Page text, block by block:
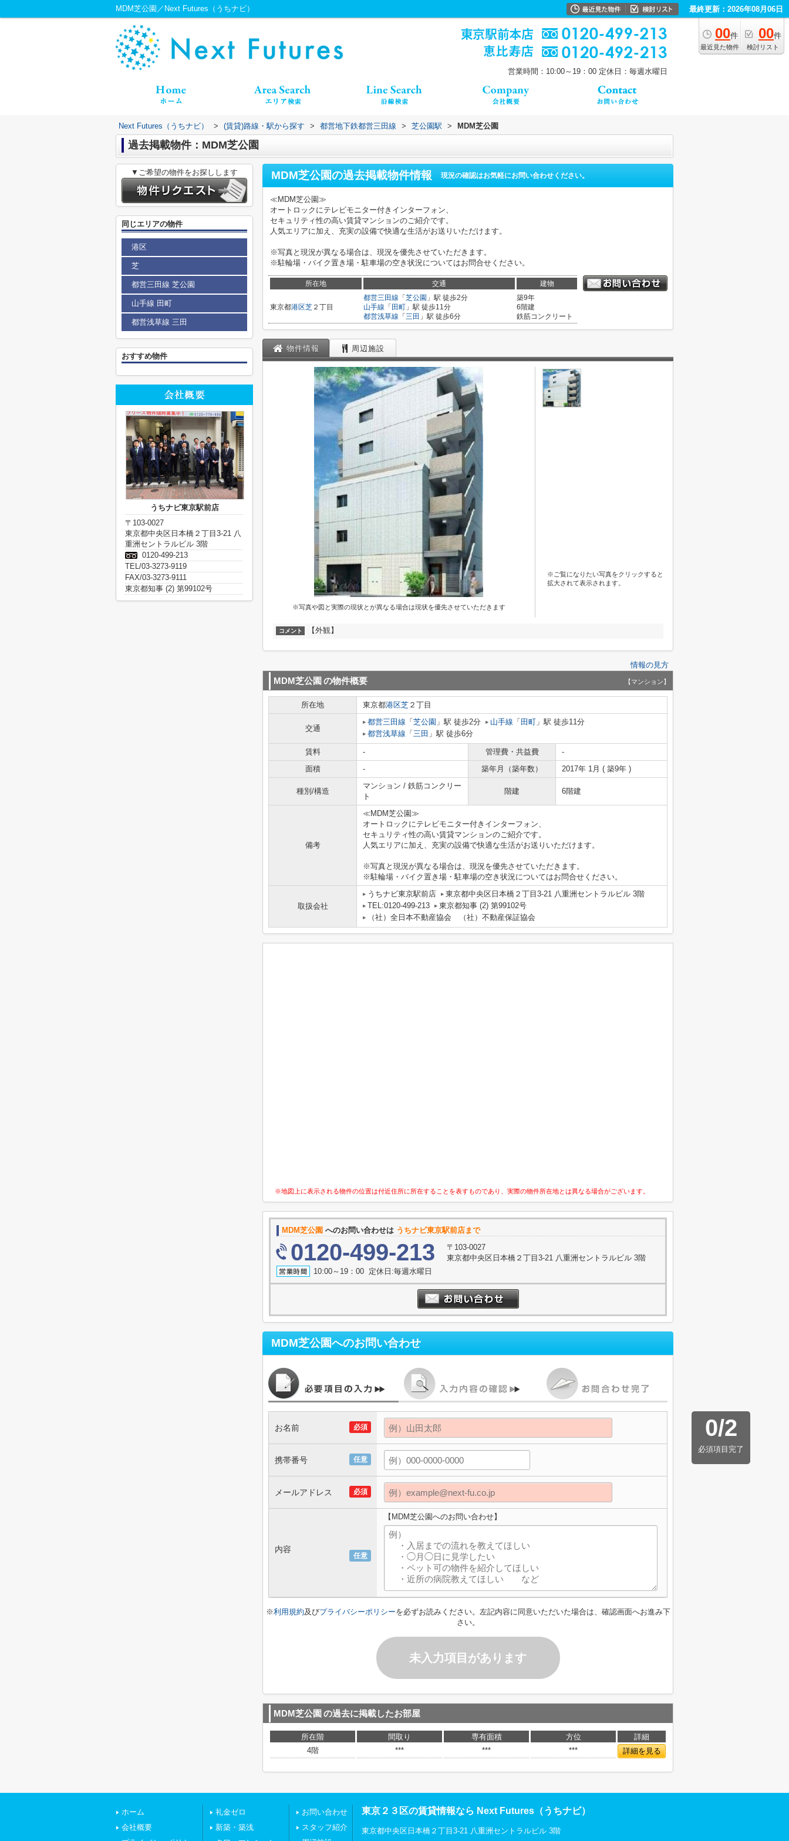
MDM芝公園／Next Futures（うちナビ） 最終更新：2026年08月06日
00件
最近見た物件
00件
検討リスト
営業時間：10:00～19：00 定休日：毎週水曜日
Next Futures（うちナビ） > (賃貸)路線・駅から探す > 都営地下鉄都営三田線 > 芝公園駅 > MDM芝公園
過去掲載物件：MDM芝公園
MDM芝公園の過去掲載物件情報 現況の確認はお気軽にお問い合わせください。
≪MDM芝公園≫
オートロックにテレビモニター付きインターフォン、
セキュリティ性の高い賃貸マンションのご紹介です。
人気エリアに加え、充実の設備で快適な生活がお送りいただけます。
※写真と現況が異なる場合は、現況を優先させていただきます。
※駐輪場・バイク置き場・駐車場の空き状況についてはお問合せください。
所在地 交通 建物
東京都港区芝 ２丁目
都営三田線 「 芝公園 」駅 徒歩2分
山手線 「 田町 」駅 徒歩11分
都営浅草線 「 三田 」駅 徒歩6分
築9年
6階建
鉄筋コンクリート
物件情報 周辺施設
※写真や図と実際の現状とが異なる場合は現状を優先させていただきます
※ご覧になりたい写真をクリックすると
拡大されて表示されます。
コメント 【外観】
情報の見方
MDM芝公園 の物件概要 【マンション】
所在地 東京都港区芝 ２丁目
交通
都営三田線 「 芝公園 」駅 徒歩2分 山手線 「 田町 」駅 徒歩11分
都営浅草線 「 三田 」駅 徒歩6分
賃料 - 管理費・共益費
-
面積
- 築年月（築年数） 2017年 1月 ( 築9年 )
種別/構造
マンション / 鉄筋コンクリー
ト
階建 6階建
備考
≪MDM芝公園≫
オートロックにテレビモニター付きインターフォン、
セキュリティ性の高い賃貸マンションのご紹介です。
人気エリアに加え、充実の設備で快適な生活がお送りいただけます。
※写真と現況が異なる場合は、現況を優先させていただきます。
※駐輪場・バイク置き場・駐車場の空き状況についてはお問合せください。
取扱会社
うちナビ東京駅前店
東京都中央区日本橋２丁目3-21 八重洲セントラルビル 3階
TEL:0120-499-213
東京都知事 (2) 第99102号
（社）全日本不動産協会 （社）不動産保証協会
※地図上に表示される物件の位置は付近住所に所在することを表すものであり、実際の物件所在地とは異なる場合がございます。
MDM芝公園 へのお問い合わせは うちナビ東京駅前店まで
0120-499-213
〒103-0027
東京都中央区日本橋２丁目3-21 八重洲セントラルビル 3階
10:00～19：00 定休日:毎週水曜日
MDM芝公園へのお問い合わせ
0/2
必須項目完了
必須
お名前
任意
携帯番号
必須
メールアドレス
任意
内容
【MDM芝公園へのお問い合わせ】
※利用規約及びプライバシーポリシーを必ずお読みください。左記内容に同意いただいた場合は、確認画面へお進み下
さい。
未入力項目があります
MDM芝公園 の過去に掲載したお部屋
所在階 間取り 専有面積 方位
詳細
4階
*** *** *** 詳細を見る
▼ご希望の物件をお探しします
同じエリアの物件
港区
芝
都営三田線 芝公園
山手線 田町
都営浅草線 三田
おすすめ物件
うちナビ東京駅前店
〒103-0027
東京都中央区日本橋２丁目3-21 八
重洲セントラルビル 3階
0120-499-213
TEL/03-3273-9119
FAX/03-3273-9111
東京都知事 (2) 第99102号
ホーム
会社概要
礼金ゼロ
新築・築浅
お問い合わせ
スタッフ紹介
東京２３区の賃貸情報なら Next Futures（うちナビ）
東京都中央区日本橋２丁目3-21 八重洲セントラルビル 3階